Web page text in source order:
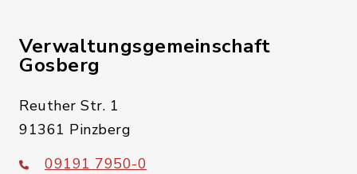
Verwaltungsgemeinschaft
Gosberg
Reuther Str. 1
91361 Pinzberg
09191 7950-0